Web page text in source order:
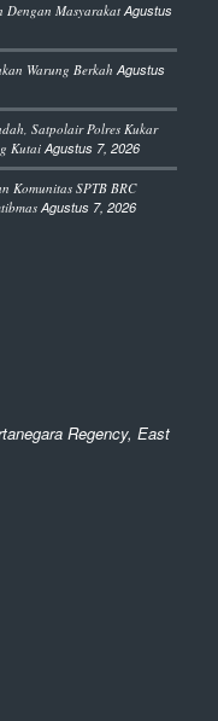
Dengan Masyarakat Agustus
Warung Berkah Agustus
Satpolair Polres Kukar
KutaiAgustus 7, 2026
Komunitas SPTB BRC
Agustus 7, 2026
Regency, East